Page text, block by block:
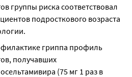
группы риска соответствовал
подросткового возраста
гриппа профиль
получавших
(75 мг 1 раз в